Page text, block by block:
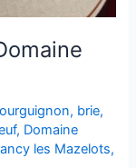
, brie,
, Domaine
les Mazelots,